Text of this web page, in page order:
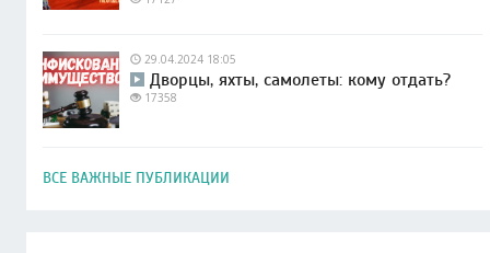
29.04.2024 18:05
Дворцы, яхты, самолеты: кому отдать?
17358
ВСЕ ВАЖНЫЕ ПУБЛИКАЦИИ